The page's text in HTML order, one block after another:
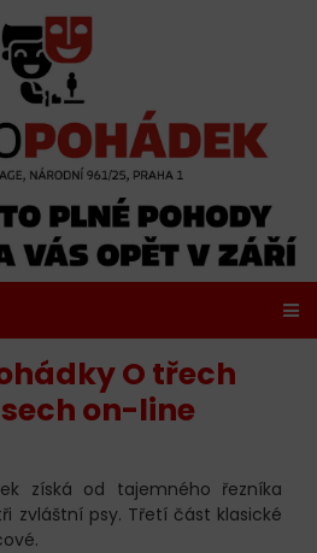
O třech
on-line
získá od tajemného řezníka
zvláštní psy. Třetí část klasické